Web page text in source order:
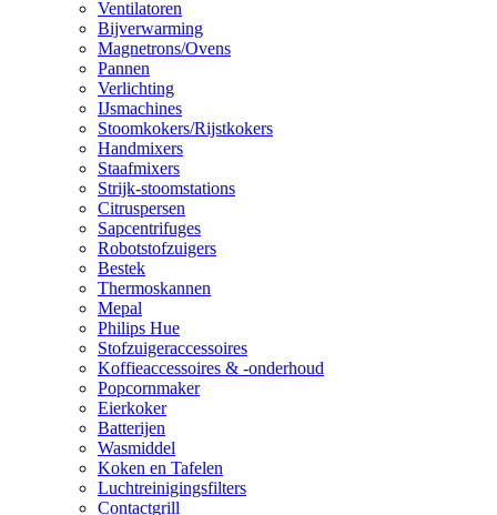
Ventilatoren
Bijverwarming
Magnetrons/Ovens
Pannen
Verlichting
IJsmachines
Stoomkokers/Rijstkokers
Handmixers
Staafmixers
Strijk-stoomstations
Citruspersen
Sapcentrifuges
Robotstofzuigers
Bestek
Thermoskannen
Mepal
Philips Hue
Stofzuigeraccessoires
Koffieaccessoires & -onderhoud
Popcornmaker
Eierkoker
Batterijen
Wasmiddel
Koken en Tafelen
Luchtreinigingsfilters
Contactgrill